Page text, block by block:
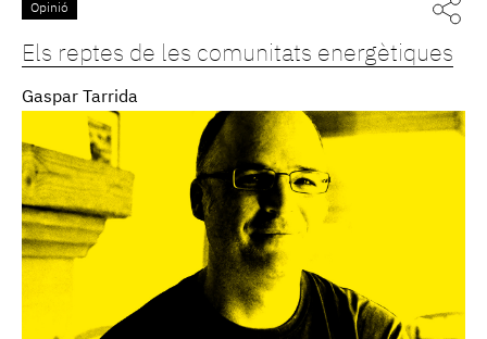
Opinió
Els reptes de les comunitats energètiques
Gaspar Tarrida